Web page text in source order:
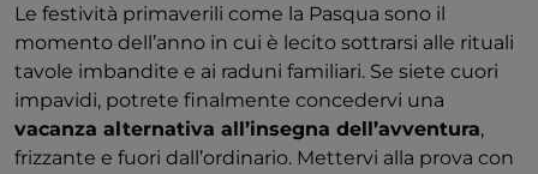
Le festività primaverili come la Pasqua sono il
momento dell’anno in cui è lecito sottrarsi alle rituali
tavole imbandite e ai raduni familiari. Se siete cuori
impavidi, potrete finalmente concedervi una
vacanza alternativa all’insegna dell’avventura,
frizzante e fuori dall’ordinario. Mettervi alla prova con